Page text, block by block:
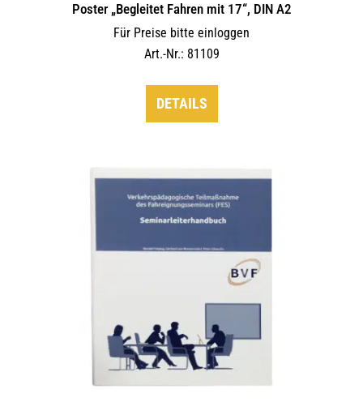
Poster „Begleitet Fahren mit 17“, DIN A2
Für Preise bitte einloggen
Art.-Nr.: 81109
DETAILS